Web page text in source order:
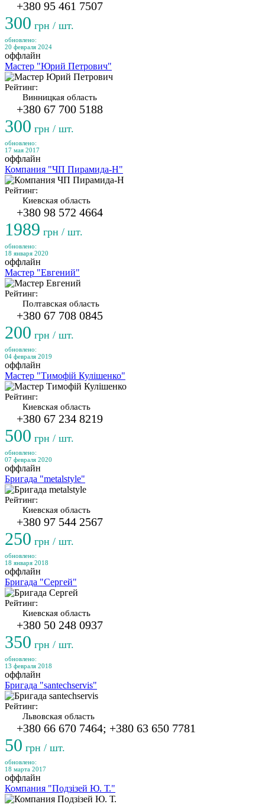
+380 95 461 7507
300 грн / шт.
обновлено:
20 февраля 2024
оффлайн
Мастер "Юрий Петрович"
Рейтинг:
Винницкая область
+380 67 700 5188
300 грн / шт.
обновлено:
17 мая 2017
оффлайн
Компания "ЧП Пирамида-Н"
Рейтинг:
Киевская область
+380 98 572 4664
1989 грн / шт.
обновлено:
18 января 2020
оффлайн
Мастер "Евгений"
Рейтинг:
Полтавская область
+380 67 708 0845
200 грн / шт.
обновлено:
04 февраля 2019
оффлайн
Мастер "Тимофій Кулішенко"
Рейтинг:
Киевская область
+380 67 234 8219
500 грн / шт.
обновлено:
07 февраля 2020
оффлайн
Бригада "metalstyle"
Рейтинг:
Киевская область
+380 97 544 2567
250 грн / шт.
обновлено:
18 января 2018
оффлайн
Бригада "Сергей"
Рейтинг:
Киевская область
+380 50 248 0937
350 грн / шт.
обновлено:
13 февраля 2018
оффлайн
Бригада "santechservis"
Рейтинг:
Львовская область
+380 66 670 7464; +380 63 650 7781
50 грн / шт.
обновлено:
18 марта 2017
оффлайн
Компания "Подзізей Ю. Т."